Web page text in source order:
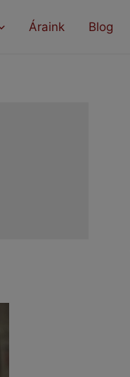
Áraink Blog